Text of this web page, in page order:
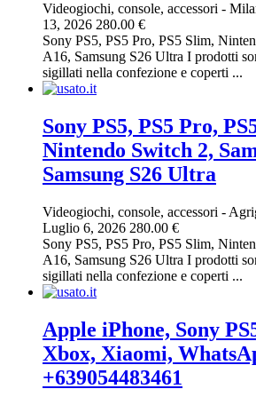
Videogiochi, console, accessori -
13, 2026 280.00 €
Sony PS5, PS5 Pro, PS5 Slim,
A16, Samsung S26 Ultra I prodotti
sigillati nella confezione e coperti ...
Sony PS5, PS5 Pro,
Nintendo Switch 2,
Samsung S26 Ultra
Videogiochi, console, accessori -
Luglio 6, 2026 280.00 €
Sony PS5, PS5 Pro, PS5 Slim,
A16, Samsung S26 Ultra I prodotti
sigillati nella confezione e coperti ...
Apple iPhone, Sony
Xbox, Xiaomi,
+639054483461